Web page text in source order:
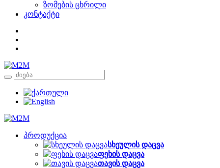
ზომების ცხრილი
კონტაქტი
პროდუქცია
სხეულის დაცვა
ფეხის დაცვა
თავის დაცვა